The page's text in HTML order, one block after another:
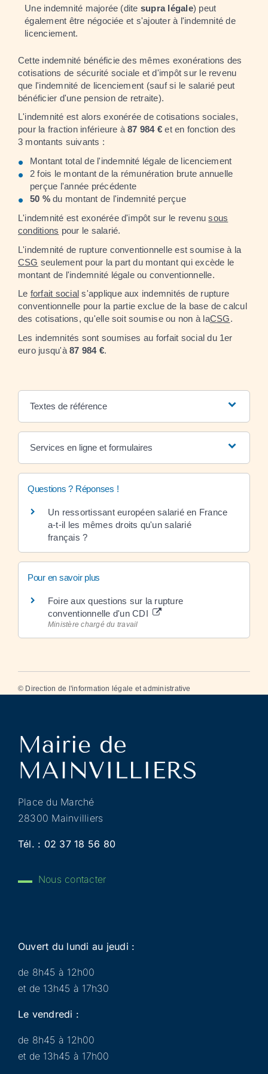
Une indemnité majorée (dite supra légale) peut
également être négociée et s'ajouter à l'indemnité de
licenciement.
Cette indemnité bénéficie des mêmes exonérations des
cotisations de sécurité sociale et d'impôt sur le revenu
que l'indemnité de licenciement (sauf si le salarié peut
bénéficier d'une pension de retraite).
L'indemnité est alors exonérée de cotisations sociales,
pour la fraction inférieure à87 984 € et en fonction des
3 montants suivants :
Montant total de l'indemnité légale de licenciement
2 fois le montant de la rémunération brute annuelle
perçue l'année précédente
50 %du montant de l'indemnité perçue
L'indemnité est exonérée d'impôt sur le revenusous
conditions pour le salarié.
L'indemnité de rupture conventionnelle est soumise à la
CSG seulement pour la part du montant qui excède le
montant de l'indemnité légale ou conventionnelle.
Le forfait social s'applique aux indemnités de rupture
conventionnelle pour la partie exclue de la base de calcul
des cotisations, qu'elle soit soumise ou non à laCSG.
Les indemnités sont soumises au forfait social du 1er
euro jusqu'à87 984 €.
Textes de référence
Services en ligne et formulaires
Questions ? Réponses !
Un ressortissant européen salarié en France
a-t-il les mêmes droits qu'un salarié
français ?
Pour en savoir plus
Foire aux questions sur la rupture
conventionnelle d'un CDI
Ministère chargé du travail
© Direction de l'information légale et administrative
Place du Marché
28300 Mainvilliers
Tél. : 02 37 18 56 80
Nous contacter
Ouvert du lundi au jeudi :
de 8h45 à 12h00
et de 13h45 à 17h30
Le vendredi :
de 8h45 à 12h00
et de 13h45 à 17h00